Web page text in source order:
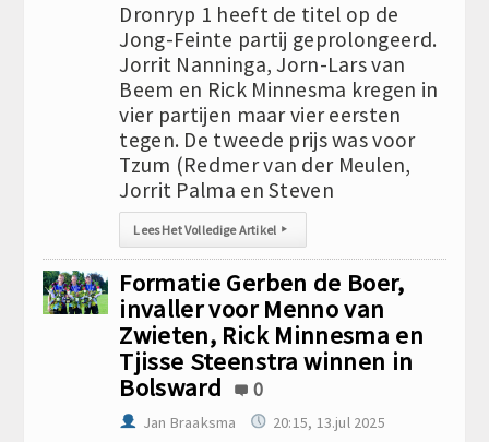
Dronryp 1 heeft de titel op de
Jong-Feinte partij geprolongeerd.
Jorrit Nanninga, Jorn-Lars van
Beem en Rick Minnesma kregen in
vier partijen maar vier eersten
tegen. De tweede prijs was voor
Tzum (Redmer van der Meulen,
Jorrit Palma en Steven
Lees Het Volledige Artikel ▸
Formatie Gerben de Boer,
invaller voor Menno van
Zwieten, Rick Minnesma en
Tjisse Steenstra winnen in
Bolsward
0
Jan Braaksma 20:15, 13.jul 2025